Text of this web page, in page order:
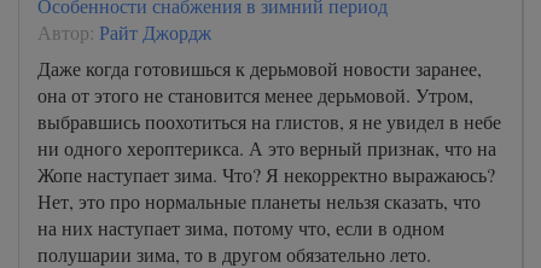
Автор: Райт Джордж
Даже когда готовишься к дерьмовой новости заранее,
она от этого не становится менее дерьмовой. Утром,
выбравшись поохотиться на глистов, я не увидел в небе
ни одного хероптерикса. А это верный признак, что на
Жопе наступает зима. Что? Я некорректно выражаюсь?
Нет, это про нормальные планеты нельзя сказать, что
на них наступает зима, потому что, если в одном
полушарии зима, то в другом обязательно лето.